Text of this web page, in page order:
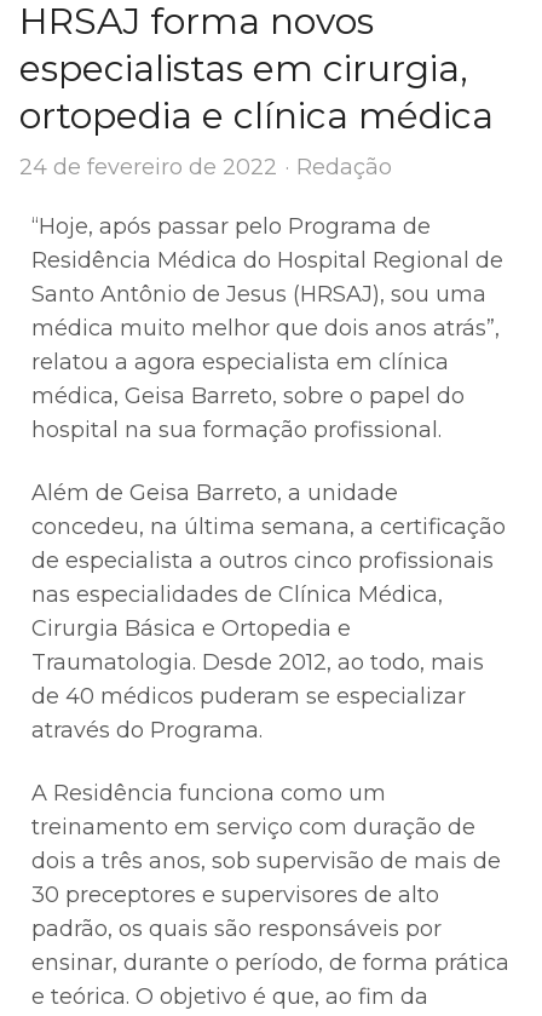
HRSAJ forma novos
especialistas em cirurgia,
ortopedia e clínica médica
24 de fevereiro de 2022 Author
Redação
“Hoje, após passar pelo Programa de
Residência Médica do Hospital Regional de
Santo Antônio de Jesus (HRSAJ), sou uma
médica muito melhor que dois anos atrás”,
relatou a agora especialista em clínica
médica, Geisa Barreto, sobre o papel do
hospital na sua formação profissional.
Além de Geisa Barreto, a unidade
concedeu, na última semana, a certificação
de especialista a outros cinco profissionais
nas especialidades de Clínica Médica,
Cirurgia Básica e Ortopedia e
Traumatologia. Desde 2012, ao todo, mais
de 40 médicos puderam se especializar
através do Programa.
A Residência funciona como um
treinamento em serviço com duração de
dois a três anos, sob supervisão de mais de
30 preceptores e supervisores de alto
padrão, os quais são responsáveis por
ensinar, durante o período, de forma prática
e teórica. O objetivo é que, ao fim da